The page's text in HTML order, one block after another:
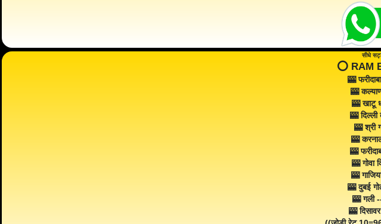
सीधे
⭕️ RAM
🎰
🎰
🎰 खाटू
🎰
🎰
🎰
🎰
🎰
🎰
🎰 दुबई
🎰 गली
🎰